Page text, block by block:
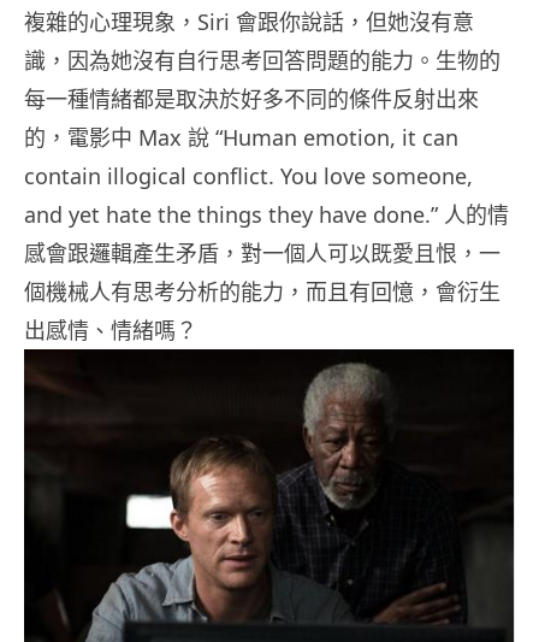
複雜的心理現象，Siri 會跟你說話，但她沒有意
識，因為她沒有自行思考回答問題的能力。生物的
每一種情緒都是取決於好多不同的條件反射出來
的，電影中 Max 說 “Human emotion, it can
contain illogical conflict. You love someone,
and yet hate the things they have done.” 人的情
感會跟邏輯產生矛盾，對一個人可以既愛且恨，一
個機械人有思考分析的能力，而且有回憶，會衍生
出感情、情緒嗎？